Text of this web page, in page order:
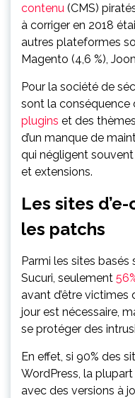
contenu (CMS)
à corriger en 2018
autres plateformes
Magento (4,6 %),
Pour la société de
sont la conséquence
plugins et des
d’un manque de
qui négligent
et extensions.
Les sites
les patchs
Parmi les sites basés
Sucuri, seulement
avant d’être victimes
jour est nécessaire,
se protéger des
En effet, si 90% des
WordPress, la
avec des versions à